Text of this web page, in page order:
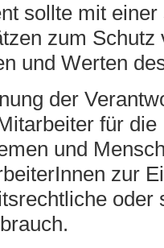
sollte mit
zum
und Werten
der
für
und
zur
oder